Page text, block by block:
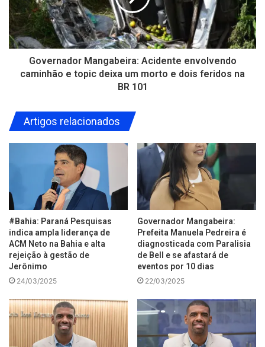
Governador Mangabeira: Acidente envolvendo
caminhão e topic deixa um morto e dois feridos na
BR 101
Artigos relacionados
#Bahia: Paraná Pesquisas
indica ampla liderança de
ACM Neto na Bahia e alta
rejeição à gestão de
Jerônimo
24/03/2025
Governador Mangabeira:
Prefeita Manuela Pedreira é
diagnosticada com Paralisia
de Bell e se afastará de
eventos por 10 dias
22/03/2025